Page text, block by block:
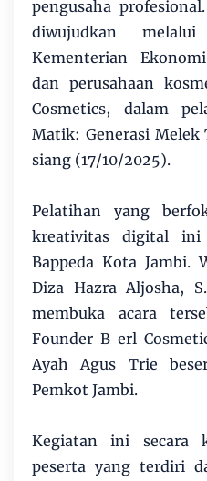
pengusaha
diwujudkan
Kementerian
dan perusahaan
Cosmetics, dalam
Matik: Generasi Melek
siang (17/10/2025).
Pelatihan yang
kreativitas digital ini
Bappeda Kota Jambi.
Diza Hazra Aljosha,
membuka acara
Founder B erl
Ayah Agus Trie
Pemkot Jambi.
Kegiatan ini secara
peserta yang terdiri